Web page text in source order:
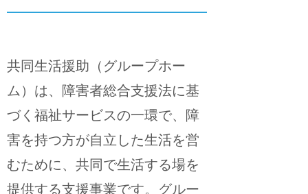
共同生活援助（グループホー
ム）は、障害者総合支援法に基
づく福祉サービスの一環で、障
害を持つ方が自立した生活を営
むために、共同で生活する場を
提供する支援事業です。グルー